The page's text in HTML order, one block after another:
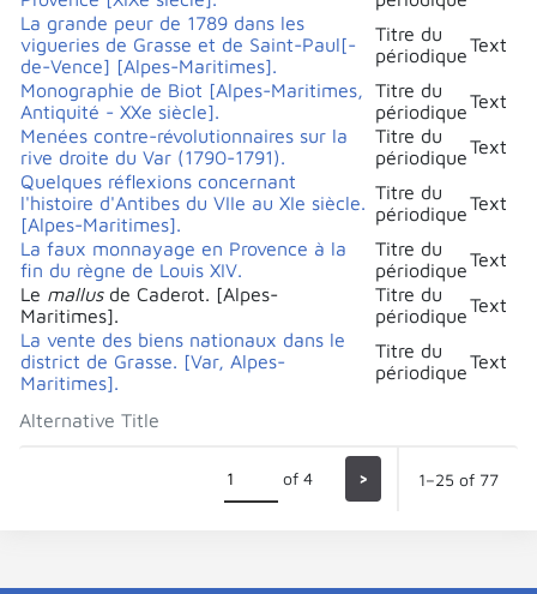
Alternative Title
La grande peur de 1789 dans les
vigueries de Grasse et de Saint-Paul[-
de-Vence] [Alpes-Maritimes].
Titre du
périodiqueText
Monographie de Biot [Alpes-Maritimes,
Antiquité - XXe siècle].
Titre du
périodiqueText
Menées contre-révolutionnaires sur la
rive droite du Var (1790-1791).
Titre du
périodiqueText
Quelques réflexions concernant
l'histoire d'Antibes du VIIe au XIe siècle.
[Alpes-Maritimes].
Titre du
périodiqueText
La faux monnayage en Provence à la
fin du règne de Louis XIV.
Titre du
périodiqueText
Le mallusde Caderot. [Alpes-
Maritimes].
Titre du
périodiqueText
La vente des biens nationaux dans le
district de Grasse. [Var, Alpes-
Maritimes].
Titre du
périodiqueText
of 4 > 1–25 of 77